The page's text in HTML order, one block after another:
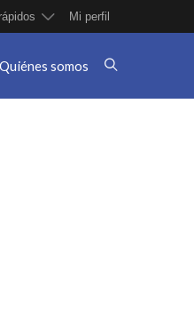
Mi perfil
Quiénes somos